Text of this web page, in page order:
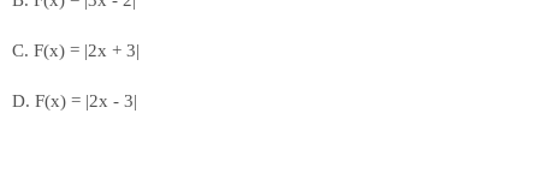
C. F(x) = |2x + 3|
D. F(x) = |2x - 3|